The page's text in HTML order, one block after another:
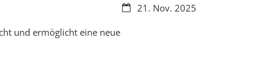
Datum:21. Nov. 2025
und ermöglicht eine neue